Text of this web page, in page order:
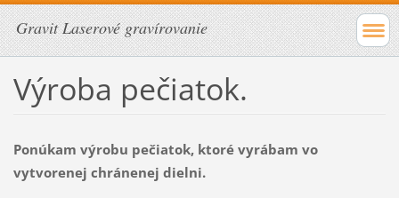
Gravit Laserové gravírovanie
Výroba pečiatok.
Ponúkam výrobu pečiatok, ktoré vyrábam vo
vytvorenej chránenej dielni.